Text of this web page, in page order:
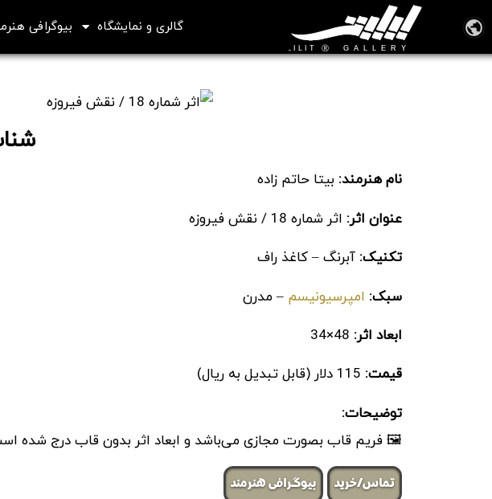
گالری و نمایشگاه بیوگرافی
نام هنرمند: بیتا حاتم زاده
عنوان اثر: اثر شماره 18 / نقش فیروزه
تکنیک: آبرنگ – کاغذ راف
سبک: امپرسیونیسم – مدرن
ابعاد اثر: 48×34
قیمت: 115 دلار (قابل تبدیل به ریال)
توضیحات:
🖼 فریم قاب بصورت مجازی می‌باشد و ابعاد اثر بدون قاب درج شده
تماس/خرید بیوگرافی هنرمند